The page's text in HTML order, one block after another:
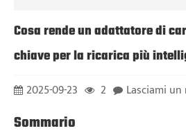
Cosa rende un adattatore di
chiave per la ricarica più
2025-09-23 2 Lasciami
Sommario